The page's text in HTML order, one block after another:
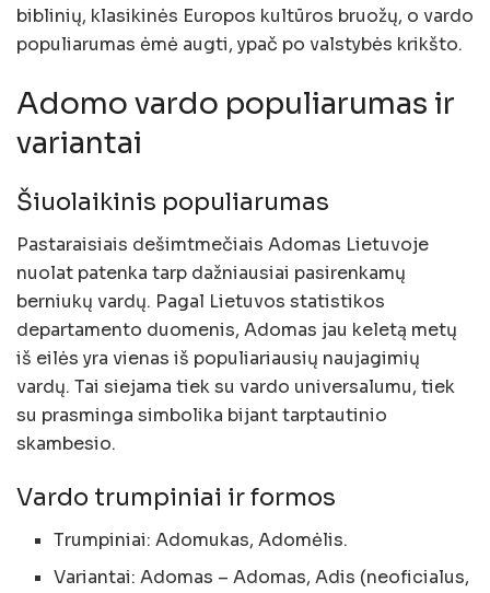
biblinių, klasikinės Europos kultūros bruožų, o vardo
populiarumas ėmė augti, ypač po valstybės krikšto.
Adomo vardo populiarumas ir
variantai
Šiuolaikinis populiarumas
Pastaraisiais dešimtmečiais Adomas Lietuvoje
nuolat patenka tarp dažniausiai pasirenkamų
berniukų vardų. Pagal Lietuvos statistikos
departamento duomenis, Adomas jau keletą metų
iš eilės yra vienas iš populiariausių naujagimių
vardų. Tai siejama tiek su vardo universalumu, tiek
su prasminga simbolika bijant tarptautinio
skambesio.
Vardo trumpiniai ir formos
Trumpiniai: Adomukas, Adomėlis.
Variantai: Adomas – Adomas, Adis (neoficialus,